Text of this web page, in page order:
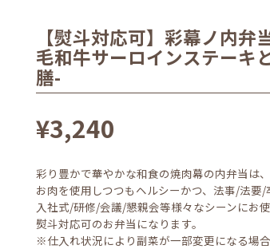
【熨斗対応可】彩幕ノ内弁
毛和牛サーロインステーキ
膳-
¥3,240
彩り豊かで華やかな和食の焼肉幕の内弁当は
お肉を使用しつつもヘルシーかつ、法事/法
入社式/研修/会議/懇親会等様々なシーンにお使
熨斗対応可のお弁当になります。
※仕入れ状況により副菜が一部変更になる場合